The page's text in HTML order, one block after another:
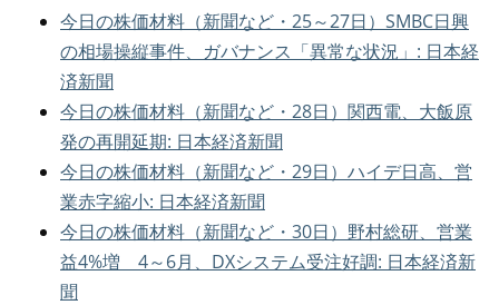
今日の株価材料（新聞など・25～27日）SMBC日興
の相場操縦事件、ガバナンス「異常な状況」: 日本経
済新聞
今日の株価材料（新聞など・28日）関西電、大飯原
発の再開延期: 日本経済新聞
今日の株価材料（新聞など・29日）ハイデ日高、営
業赤字縮小: 日本経済新聞
今日の株価材料（新聞など・30日）野村総研、営業
益4%増 4～6月、DXシステム受注好調: 日本経済新
聞